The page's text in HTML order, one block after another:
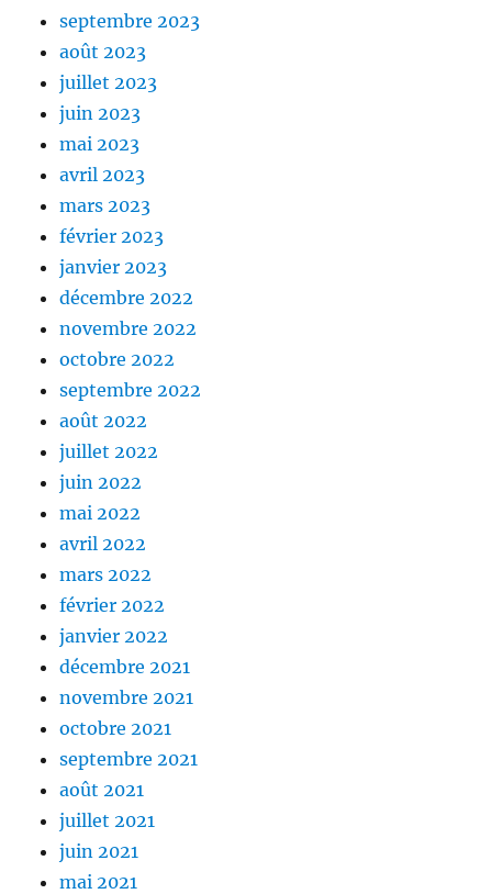
septembre 2023
août 2023
juillet 2023
juin 2023
mai 2023
avril 2023
mars 2023
février 2023
janvier 2023
décembre 2022
novembre 2022
octobre 2022
septembre 2022
août 2022
juillet 2022
juin 2022
mai 2022
avril 2022
mars 2022
février 2022
janvier 2022
décembre 2021
novembre 2021
octobre 2021
septembre 2021
août 2021
juillet 2021
juin 2021
mai 2021